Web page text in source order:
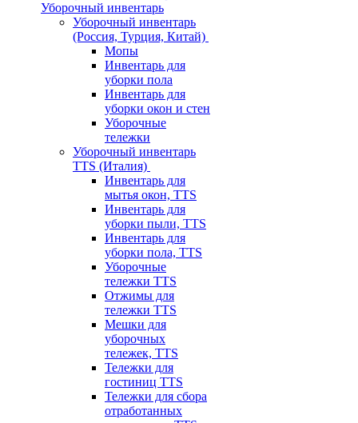
Уборочный инвентарь
Уборочный инвентарь
(Россия, Турция, Китай)
Мопы
Инвентарь для
уборки пола
Инвентарь для
уборки окон и стен
Уборочные
тележки
Уборочный инвентарь
TTS (Италия)
Инвентарь для
мытья окон, TTS
Инвентарь для
уборки пыли, TTS
Инвентарь для
уборки пола, TTS
Уборочные
тележки TTS
Отжимы для
тележки TTS
Мешки для
уборочных
тележек, TTS
Тележки для
гостиниц TTS
Тележки для сбора
отработанных